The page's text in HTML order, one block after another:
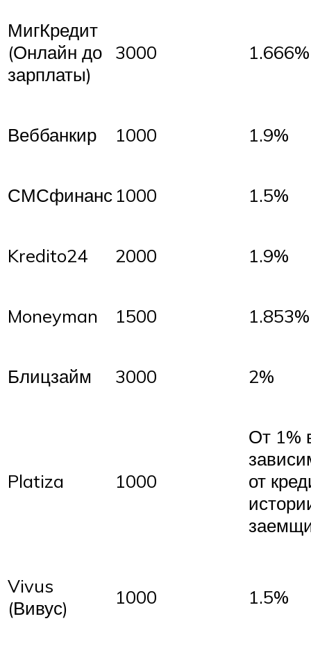
МигКредит
(Онлайн до
зарплаты)
3000 1.666%
Веббанкир 1000 1.9%
СМСфинанс 1000 1.5%
Kredito24 2000 1.9%
Moneyman 1500 1.853%
Блицзайм 3000 2%
Platiza 1000
От 1%
от
Vivus
(Вивус)
1000 1.5%